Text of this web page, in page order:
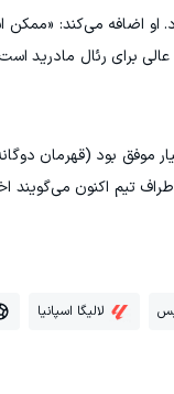
او اضافه می‌کند:
عالی برای رئال
تیم اکنون می‌گویند
لالیگا اسپانیا